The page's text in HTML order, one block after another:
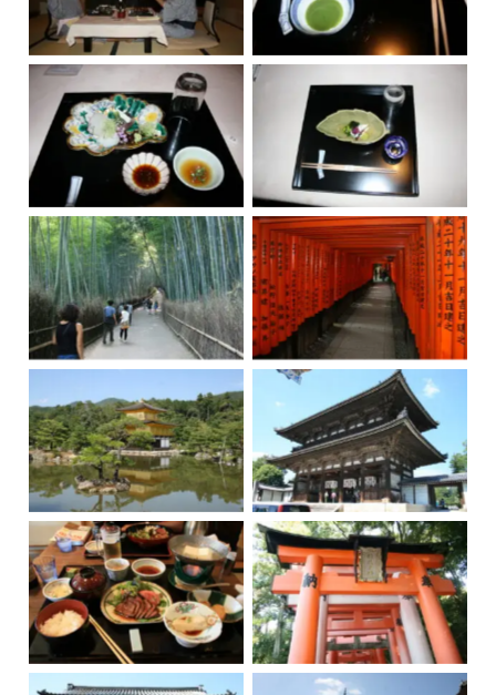
Ryokan, Kioto Ryokan, Kioto
Kioto, Arashiyama
Kioto, Fushimi Inari
Taisha
Kioto, Pabellón
Dorado
Kioto
Carne de Kobe Kioto